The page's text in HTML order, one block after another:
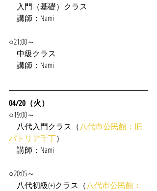
入門（基礎）クラス
講師：Nami
○21:00～
中級クラス
講師：Nami
04/20（火）
○19:00～
八代入門クラス（八代市公民館：旧
パトリア千丁）
講師：Nami
○20:05～
八代初級(+)クラス（八代市公民館：